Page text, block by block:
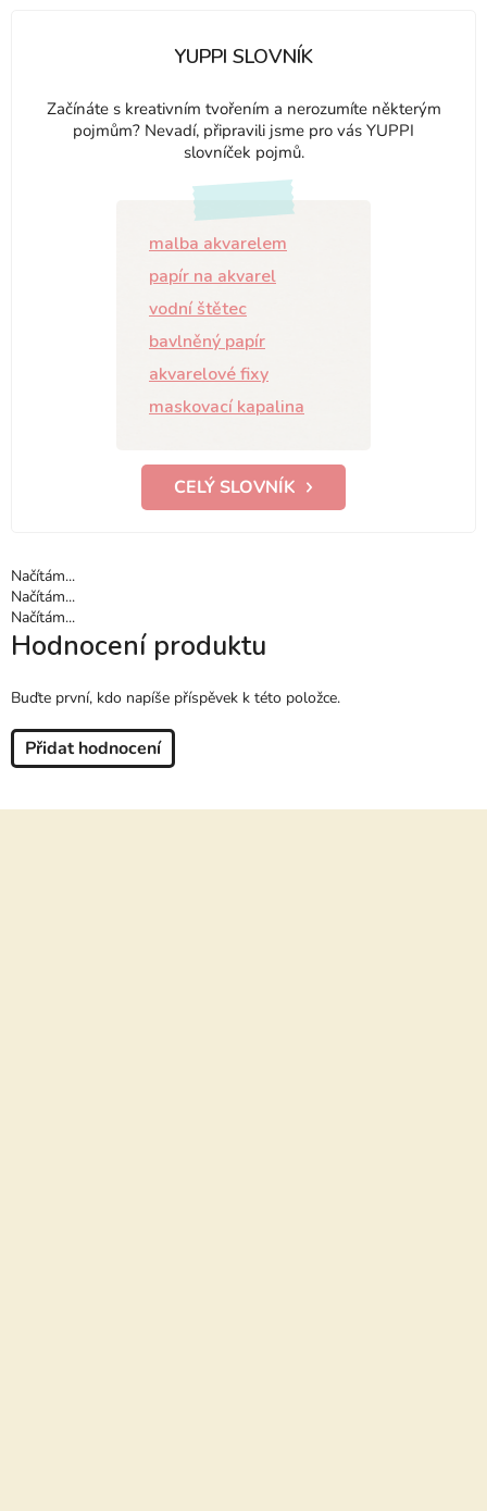
YUPPI SLOVNÍK
Začínáte s kreativním tvořením a nerozumíte některým
pojmům? Nevadí, připravili jsme pro vás YUPPI
slovníček pojmů.
malba akvarelem
papír na akvarel
vodní štětec
bavlněný papír
akvarelové fixy
maskovací kapalina
CELÝ SLOVNÍK
Načítám...
Načítám...
Načítám...
Hodnocení produktu
Buďte první, kdo napíše příspěvek k této položce.
Přidat hodnocení